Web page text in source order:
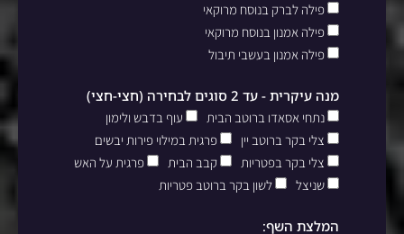
פילה לברק בנוסח מרוקאי
פילה אמנון בנוסח מרוקאי
פילה אמנון בעשבי תיבול
מנה עיקרית - עד 2 סוגים לבחירה (חצי-חצי)
נתחי אסאדו ברוטב הבית
עוף בדבש ולימון
צלי בקר ברוטב יין
פרגית במילוי פירות יבשים
צלי בקר בפטריות
קבב הבית
פרגית על האש
שניצל
לשון בקר ברוטב פטריות
המלצת השף: